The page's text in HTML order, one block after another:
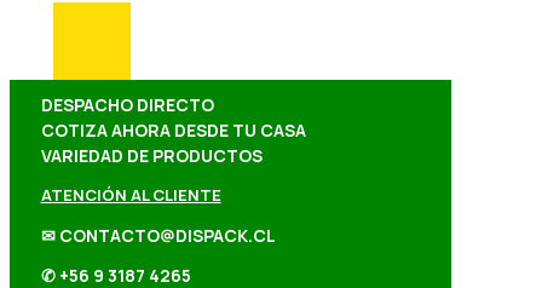
DESPACHO DIRECTO
COTIZA AHORA DESDE TU CASA
VARIEDAD DE PRODUCTOS
ATENCIÓN AL CLIENTE
✉ CONTACTO@DISPACK.CL
✆ +56 9 3187 4265